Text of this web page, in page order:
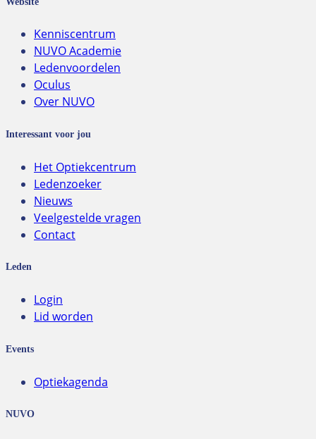
Kenniscentrum
NUVO Academie
Ledenvoordelen
Oculus
Over NUVO
Interessant voor jou
Het Optiekcentrum
Ledenzoeker
Nieuws
Veelgestelde vragen
Contact
Leden
Login
Lid worden
Events
Optiekagenda
NUVO